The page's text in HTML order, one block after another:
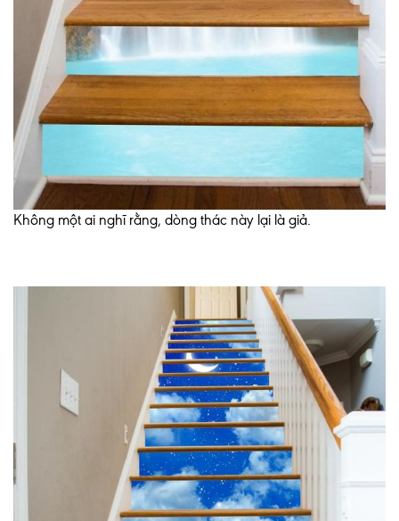
Không một ai nghĩ rằng, dòng thác này lại là giả.